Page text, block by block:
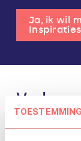
TOESTEMMING
Ja, ik wil
Verken
van